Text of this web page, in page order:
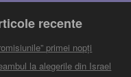
recente
primei nopți
la alegerile din Israel